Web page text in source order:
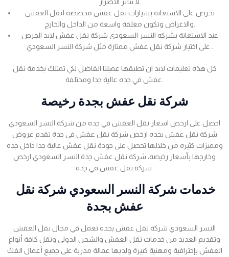
نحرص على الاستعانة بسيارات نقل عفش مخصصة لنقل العفش
عند الاستعانة بشركه النسر السعودي شركة نقل عفش لابد الحرص
كل هذه تعليمات لابد ان تطبقها عميلنا الفاضل لكي تمتلك بخدمة نقل
شركة نقل عفش بجدة رخيصة
احصل على ارخص اسعار نقل العفش في جده من شركة النسر السعودي
شركة نقل عفش بجده ارخص شركة نقل عفش في جدة تقدم عروض
ومميزات كثيره من خلالها تحصل على جودة نقل عفش عالية جدا داخل جده
وخارجها بأسعار رخيصه، شركة نقل عفش جدة النسر السعودي ارخص
عفش بجدة
النسر السعودي شركة نقل عفش بجده تعمل في مجال نقل العفش
وتقديم العديد من خدمات نقل العفش والشحن الدولي ونقل كافة أنواع
العفش بإحترافية ومهنية كبيرة ولديها عمالة مدربة على جميع أعمال الفك